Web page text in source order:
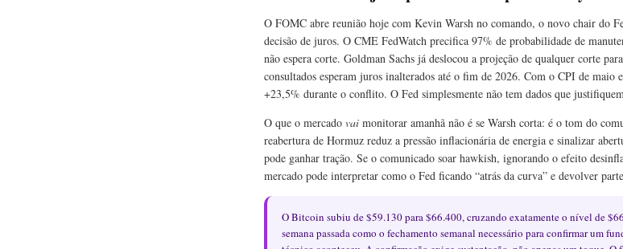
O FOMC abre reunião hoje com Kevin Warsh no comando, o novo chair do
decisão de juros. O CME FedWatch precifica 97% de probabilidade de
não espera corte. Goldman Sachs já deslocou a projeção de qualquer corte
consultados esperam juros inalterados até o fim de 2026. Com o CPI de maio
+23,5% durante o conflito. O Fed simplesmente não tem dados que
O que o mercado vai monitorar amanhã não é se Warsh corta: é o tom do
reabertura de Hormuz reduz a pressão inflacionária de energia e sinalizar
pode ganhar tração. Se o comunicado soar hawkish, ignorando o efeito
mercado pode interpretar como o Fed ficando “atrás da curva” e devolver
O Bitcoin subiu de $59.130 para $66.400, cruzando exatamente o nível de
semana passada como o fechamento semanal necessário para confirmar um